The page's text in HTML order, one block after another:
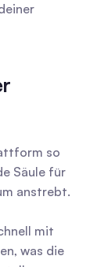
so
Säule für
anstrebt.
mit
was die